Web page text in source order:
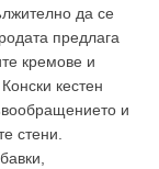
да се
предлага
кремове и
кестен
и
стени.